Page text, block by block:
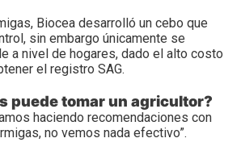
Biocea desarrolló un cebo que
sin embargo únicamente se
a nivel de hogares, dado el alto costo
el registro SAG.
puede tomar un agricultor?
haciendo recomendaciones con
no vemos nada efectivo”.